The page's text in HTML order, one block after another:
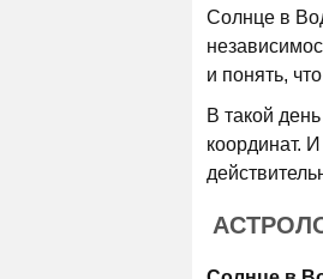
Солнце в
и понять,
В такой
координат.